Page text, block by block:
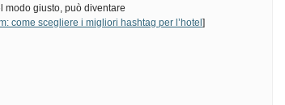
modo giusto, può diventare
come scegliere i migliori hashtag per l’hotel ]